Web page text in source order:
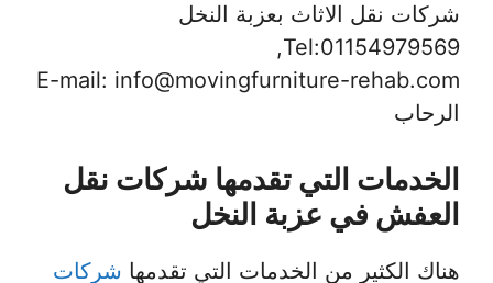
شركات نقل الاثاث بعزبة النخل
Tel:01154979569,
E-mail: info@movingfurniture-rehab.com
الرحاب
الخدمات التي تقدمها شركات نقل
العفش في عزبة النخل
هناك الكثير من الخدمات التي تقدمها شركات